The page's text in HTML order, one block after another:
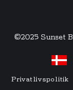
©2025 Sunset
Privatlivspolitik